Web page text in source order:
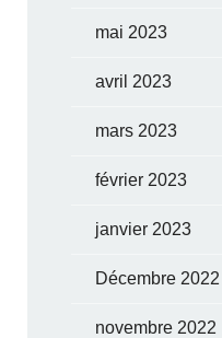
mai 2023
avril 2023
mars 2023
février 2023
janvier 2023
Décembre 2022
novembre 2022